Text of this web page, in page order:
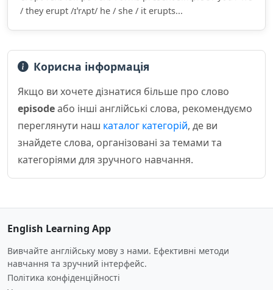
/ they erupt /ɪˈrʌpt/ he / she / it erupts...
Корисна інформація
Якщо ви хочете дізнатися більше про слово
episodeабо інші англійські слова, рекомендуємо
переглянути наш каталог категорій, де ви
знайдете слова, організовані за темами та
категоріями для зручного навчання.
English Learning App
Вивчайте англійську мову з нами. Ефективні методи
навчання та зручний інтерфейс.
Політика конфіденційності